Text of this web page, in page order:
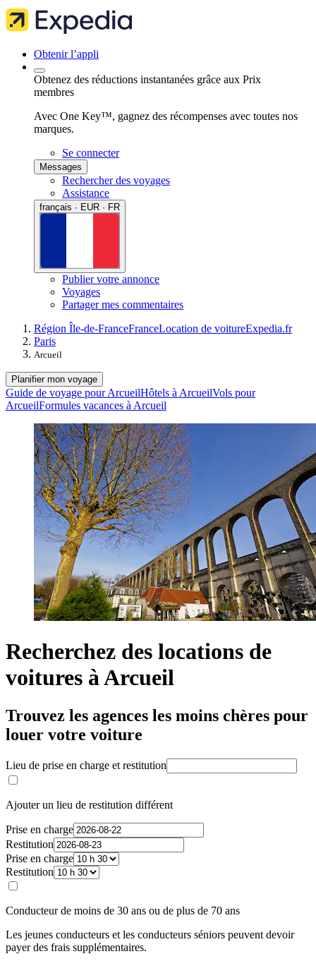
Obtenir l’appli
Obtenez des réductions instantanées grâce aux Prix
membres
Avec One Key™, gagnez des récompenses avec toutes nos
marques.
Se connecter
Messages
Rechercher des voyages
Assistance
français · EUR · FR
Publier votre annonce
Voyages
Partager mes commentaires
Région Île-de-FranceFranceLocation de voitureExpedia.fr
Paris
Arcueil
Planifier mon voyage
Guide de voyage pour ArcueilHôtels à ArcueilVols pour
ArcueilFormules vacances à Arcueil
Recherchez des locations de
voitures à Arcueil
Trouvez les agences les moins chères pour
louer votre voiture
Lieu de prise en charge et restitution
Ajouter un lieu de restitution différent
Prise en charge
Restitution
Prise en charge
Restitution
Conducteur de moins de 30 ans ou de plus de 70 ans
Les jeunes conducteurs et les conducteurs séniors peuvent devoir
payer des frais supplémentaires.